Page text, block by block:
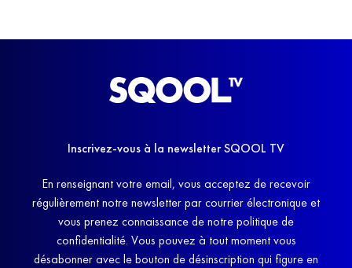
Inscrivez-vous à la newsletter SQOOL TV
En renseignant votre email, vous acceptez de recevoir
régulièrement notre newsletter par courrier électronique et
vous prenez connaissance de notre politique de
confidentialité. Vous pouvez à tout moment vous
désabonner avec le bouton de désinscription qui figure en